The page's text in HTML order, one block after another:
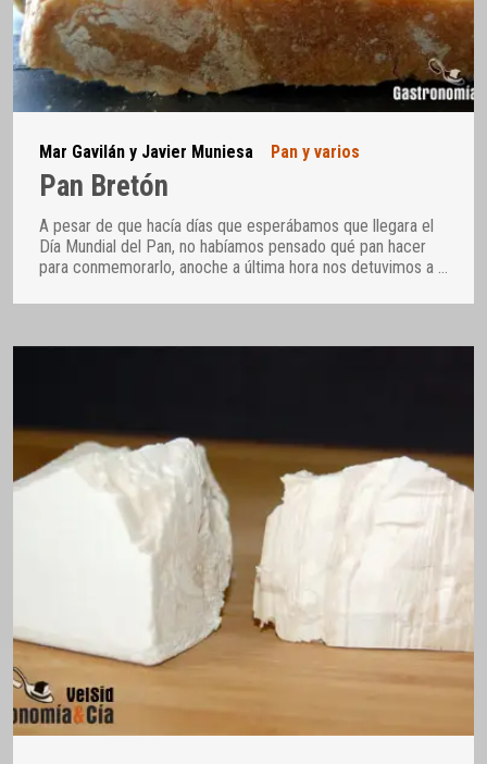
Mar Gavilán y Javier Muniesa Pan y varios
Pan Bretón
A pesar de que hacía días que esperábamos que llegara el
Día Mundial del Pan, no habíamos pensado qué pan hacer
para conmemorarlo, anoche a última hora nos detuvimos a …